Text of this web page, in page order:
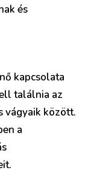
és
kapcsolata
találnia az
vágyaik között.
a